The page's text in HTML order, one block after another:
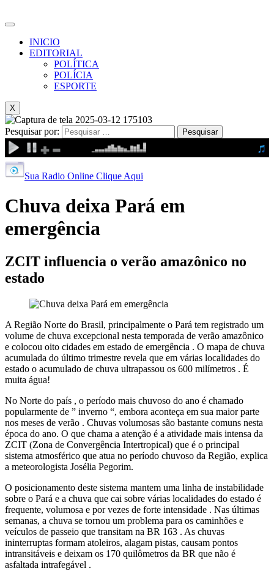
INICIO
EDITORIAL
POLÍTICA
POLÍCIA
ESPORTE
X
Pesquisar por:
Sua Radio Online Clique Aqui
Chuva deixa Pará em
emergência
ZCIT influencia o verão amazônico no
estado
A Região Norte do Brasil, principalmente o Pará tem registrado um
volume de chuva excepcional nesta temporada de verão amazônico
e colocou oito cidades em estado de emergência . O mapa de chuva
acumulada do último trimestre revela que em várias localidades do
estado o acumulado de chuva ultrapassou os 600 milímetros . É
muita água!
No Norte do país , o período mais chuvoso do ano é chamado
popularmente de ” inverno “, embora aconteça em sua maior parte
nos meses de verão . Chuvas volumosas são bastante comuns nesta
época do ano. O que chama a atenção é a atividade mais intensa da
ZCIT (Zona de Convergência Intertropical) que é o principal
sistema atmosférico que atua no período chuvoso da Região, explica
a meteorologista Josélia Pegorim.
O posicionamento deste sistema mantem uma linha de instabilidade
sobre o Pará e a chuva que cai sobre várias localidades do estado é
frequente, volumosa e por vezes de forte intensidade . Nas últimas
semanas, a chuva se tornou um problema para os caminhões e
veículos de passeio que transitam na BR 163 . As chuvas
ininterruptas formam atoleiros, alagam pistas, causam pontos
intransitáveis e deixam os 170 quilômetros da BR que não é
asfaltada intrafegável .